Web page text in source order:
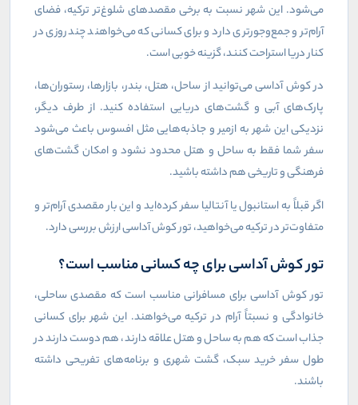
می‌شود. این شهر نسبت به برخی مقصدهای شلوغ‌تر ترکیه، فضای
آرام‌تر و جمع‌وجورتری دارد و برای کسانی که می‌خواهند چند روزی در
کنار دریا استراحت کنند، گزینه خوبی است.
در کوش آداسی می‌توانید از ساحل، هتل، بندر، بازارها، رستوران‌ها،
پارک‌های آبی و گشت‌های دریایی استفاده کنید. از طرف دیگر،
نزدیکی این شهر به ازمیر و جاذبه‌هایی مثل افسوس باعث می‌شود
سفر شما فقط به ساحل و هتل محدود نشود و امکان گشت‌های
فرهنگی و تاریخی هم داشته باشید.
اگر قبلاً به استانبول یا آنتالیا سفر کرده‌اید و این بار مقصدی آرام‌تر و
متفاوت‌تر در ترکیه می‌خواهید، تور کوش آداسی ارزش بررسی دارد.
تور کوش آداسی برای چه کسانی مناسب است؟
تور کوش آداسی برای مسافرانی مناسب است که مقصدی ساحلی،
خانوادگی و نسبتاً آرام در ترکیه می‌خواهند. این شهر برای کسانی
جذاب است که هم به ساحل و هتل علاقه دارند، هم دوست دارند در
طول سفر خرید سبک، گشت شهری و برنامه‌های تفریحی داشته
باشند.